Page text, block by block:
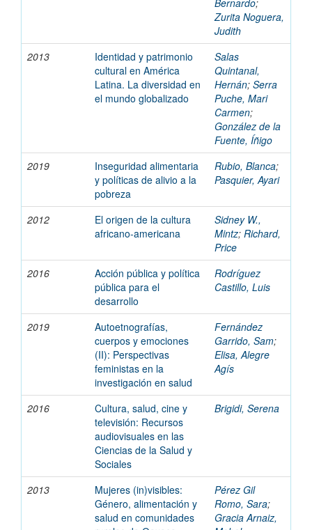
Bernardo;
Zurita Noguera,
Judith
2013
Identidad y patrimonio
cultural en América
Latina. La diversidad en
el mundo globalizado
Salas
Quintanal,
Hernán; Serra
Puche, Mari
Carmen;
González de la
Fuente, Íñigo
2019
Inseguridad alimentaria
y políticas de alivio a la
pobreza
Rubio, Blanca;
Pasquier, Ayari
2012
El origen de la cultura
africano-americana
Sidney W.,
Mintz; Richard,
Price
2016
Acción pública y política
pública para el
desarrollo
Rodríguez
Castillo, Luis
2019
Autoetnografías,
cuerpos y emociones
(II): Perspectivas
feministas en la
investigación en salud
Fernández
Garrido, Sam;
Elisa, Alegre
Agís
2016
Cultura, salud, cine y
televisión: Recursos
audiovisuales en las
Ciencias de la Salud y
Sociales
Brigidi, Serena
2013
Mujeres (in)visibles:
Género, alimentación y
salud en comunidades
Pérez Gil
Romo, Sara;
Gracia Arnaiz,